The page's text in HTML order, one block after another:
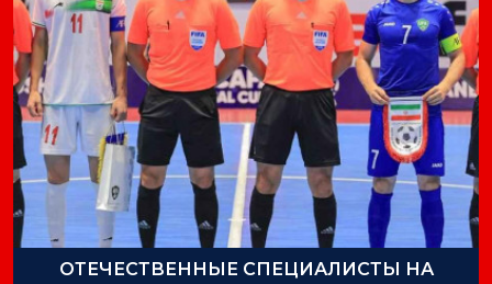
ОТЕЧЕСТВЕННЫЕ СПЕЦИАЛИСТЫ НА